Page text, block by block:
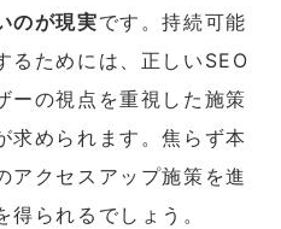
のが現実です。持続可能
るためには、正しいSEO
ーの視点を重視した施策
求められます。焦らず本
アクセスアップ施策を進
られるでしょう。